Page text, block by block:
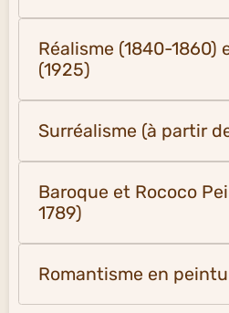
Réalisme (1840-1860)
(1925)
Surréalisme (à partir
Baroque et Rococo
1789)
Romantisme en